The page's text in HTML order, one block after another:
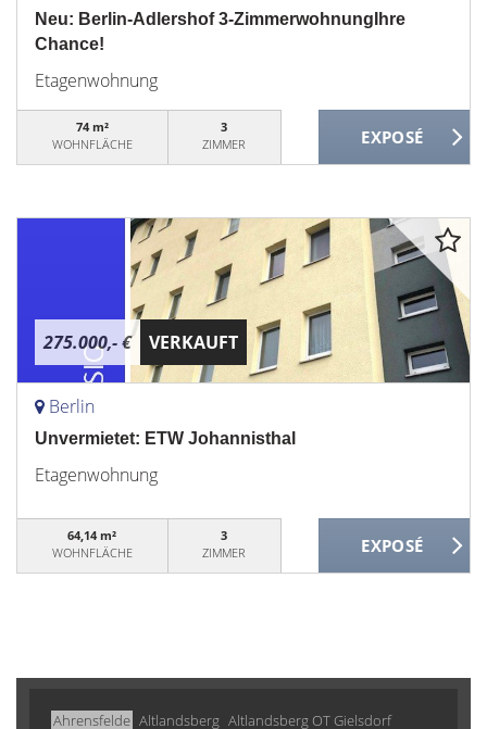
Neu: Berlin-Adlershof 3-ZimmerwohnungIhre
Chance!
Etagenwohnung
74 m²
WOHNFLÄCHE
3
ZIMMER
275.000,- € VERKAUFT
Berlin
Unvermietet: ETW Johannisthal
Etagenwohnung
64,14 m²
WOHNFLÄCHE
3
ZIMMER
Ahrensfelde Altlandsberg Altlandsberg OT Gielsdorf